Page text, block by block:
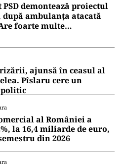
PSD demontează proiectul
ambulanța atacată
foarte multe
ajunsă în ceasul al
Pîslaru cere un
al României a
la 16,4 miliarde de euro,
din 2026